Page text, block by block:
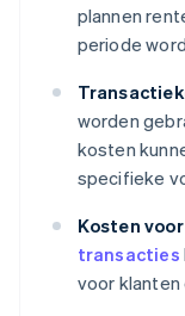
plannen
periode
worden
kosten
specifieke
Kosten
transacties
voor